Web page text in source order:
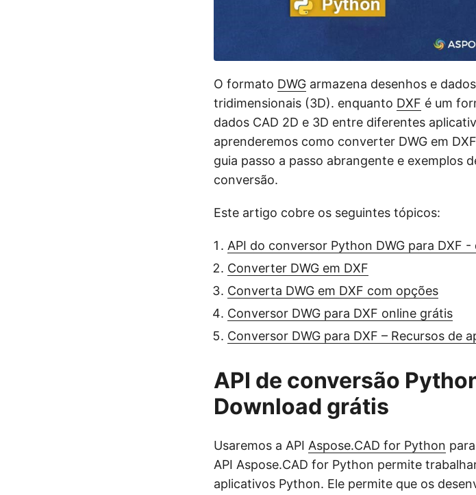
O formato DWG armazena desenhos e
tridimensionais (3D). enquanto DXF é um
dados CAD 2D e 3D entre diferentes
aprenderemos como converter DWG em
guia passo a passo abrangente e exemplos
conversão.
Este artigo cobre os seguintes tópicos:
API do conversor Python DWG para DXF
Converter DWG em DXF
Converta DWG em DXF com opções
Conversor DWG para DXF online grátis
Conversor DWG para DXF – Recursos de
API de conversão
Download grátis
Usaremos a API Aspose.CAD for Python
API Aspose.CAD for Python permite
aplicativos Python. Ele permite que os